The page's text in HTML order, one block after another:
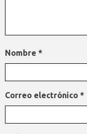
Nombre *
Correo electrónico *